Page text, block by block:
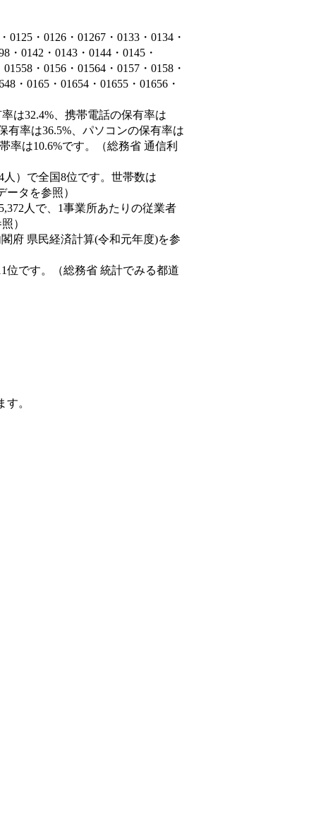
・0126・01267・0133・0134・
・0142・0143・0144・0145・
・0156・01564・0157・0158・
・0165・01654・01655・01656・
は32.4%、携帯電話の保有率は
有率は36.5%、パソコンの保有率は
率は10.6%です。（総務省 通信利
人）で全国8位です。世帯数は
タを参照）
人で、1事業所あたりの従業者
）
府 県民経済計算(令和元年度)を参
位です。（総務省 統計でみる都道
。